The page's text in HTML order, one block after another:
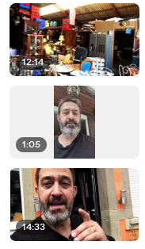
12:14
1:05
14:33